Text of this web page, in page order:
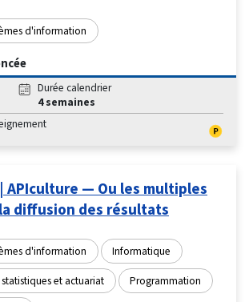
d'information
Durée calendrier
4 semaines
APIculture — Ou les multiples
diffusion des résultats
d'information Informatique
et actuariat Programmation